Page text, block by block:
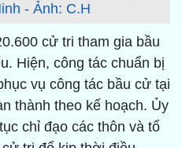
- Ảnh: C.H
cử tri tham gia bầu
Hiện, công tác chuẩn bị
vụ công tác bầu cử tại
thành theo kế hoạch. Ủy
chỉ đạo các thôn và tổ